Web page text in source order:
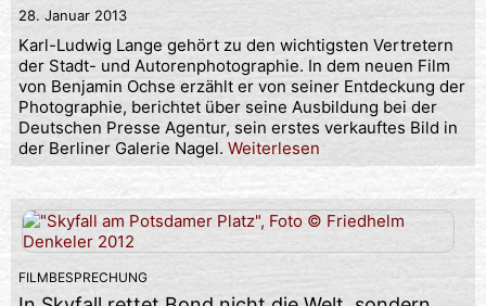
28. Januar 2013
Karl-Ludwig Lange gehört zu den wichtigsten Vertretern
der Stadt- und Autorenphotographie. In dem neuen Film
von Benjamin Ochse erzählt er von seiner Entdeckung der
Photographie, berichtet über seine Ausbildung bei der
Deutschen Presse Agentur, sein erstes verkauftes Bild in
der Berliner Galerie Nagel. Weiterlesen
FILMBESPRECHUNG